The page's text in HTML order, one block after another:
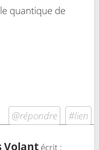
quantique de
@répondre #lien
Volant écrit :